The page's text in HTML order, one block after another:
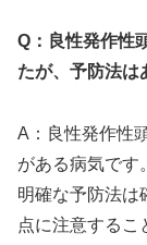
Q：良性発作性
たが、予防法は
A：良性発作性
がある病気です。
明確な予防法は
点に注意するこ